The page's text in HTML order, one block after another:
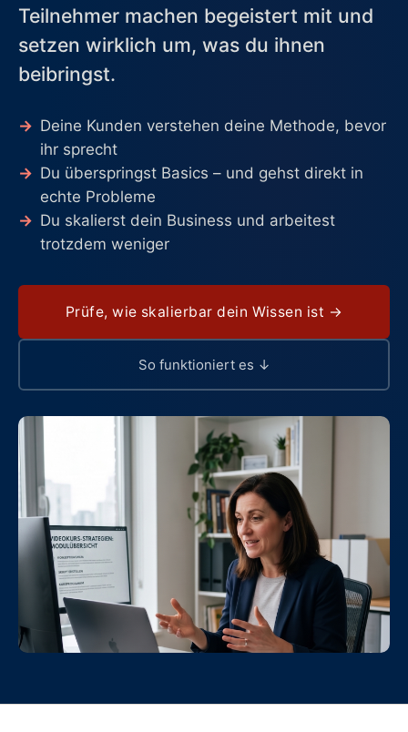
Teilnehmer machen begeistert mit und
setzen wirklich um, was du ihnen
beibringst.
→ Deine Kunden verstehen deine Methode, bevor
ihr sprecht
→ Du überspringst Basics – und gehst direkt in
echte Probleme
→ Du skalierst dein Business und arbeitest
trotzdem weniger
Prüfe, wie skalierbar dein Wissen ist →
So funktioniert es ↓